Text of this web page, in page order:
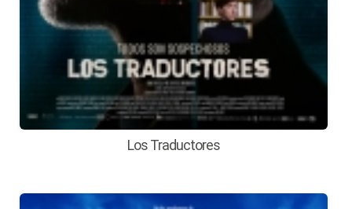
Los Traductores